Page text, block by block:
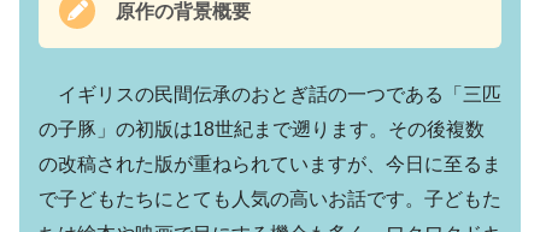
原作の背景概要
イギリスの民間伝承のおとぎ話の一つである「三匹
の子豚」の初版は18世紀まで遡ります。その後複数
の改稿された版が重ねられていますが、今日に至るま
で子どもたちにとても人気の高いお話です。子どもた